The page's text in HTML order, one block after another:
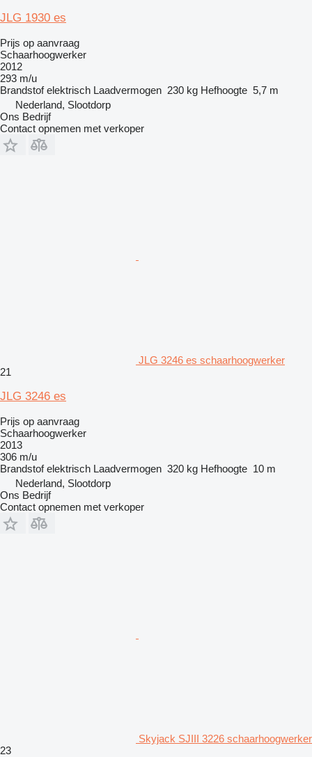
JLG 1930 es
Prijs op aanvraag
Schaarhoogwerker
2012
293 m/u
Brandstof elektrisch Laadvermogen 230 kg Hefhoogte 5,7 m
Nederland, Slootdorp
Ons Bedrijf
Contact opnemen met verkoper
JLG 3246 es schaarhoogwerker
21
JLG 3246 es
Prijs op aanvraag
Schaarhoogwerker
2013
306 m/u
Brandstof elektrisch Laadvermogen 320 kg Hefhoogte 10 m
Nederland, Slootdorp
Ons Bedrijf
Contact opnemen met verkoper
Skyjack SJIII 3226 schaarhoogwerker
23